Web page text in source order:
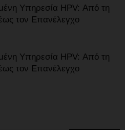
Υπηρεσία HPV: Από τη
τον Επανέλεγχο
Υπηρεσία HPV: Από τη
τον Επανέλεγχο